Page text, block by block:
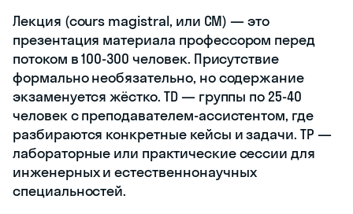
Лекция (cours magistral, или CM) — это
презентация материала профессором перед
потоком в 100-300 человек. Присутствие
формально необязательно, но содержание
экзаменуется жёстко. TD — группы по 25-40
человек с преподавателем-ассистентом, где
разбираются конкретные кейсы и задачи. TP —
лабораторные или практические сессии для
инженерных и естественнонаучных
специальностей.